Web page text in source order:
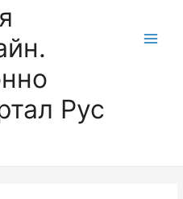
Рус